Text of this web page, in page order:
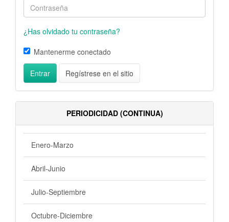
¿Has olvidado tu contraseña?
Mantenerme conectado
Entrar Regístrese en el sitio
PERIODICIDAD (CONTINUA)
Enero-Marzo
Abril-Junio
Julio-Septiembre
Octubre-Diciembre